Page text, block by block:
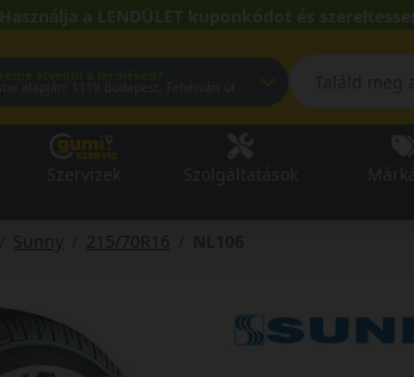
Használja a LENDÜLET kuponkódot és
Sunny 215/70R16